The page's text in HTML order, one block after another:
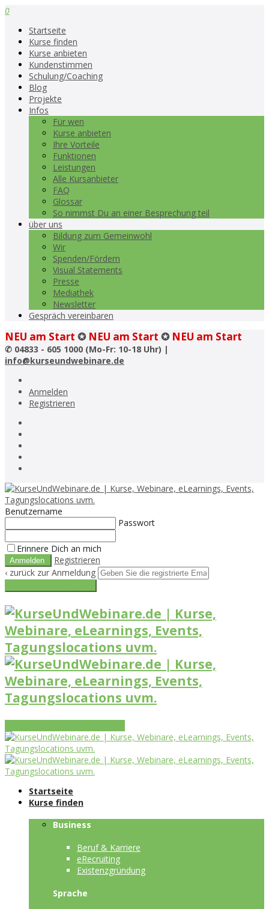
0
Startseite
Kurse finden
Kurse anbieten
Kundenstimmen
Schulung/Coaching
Blog
Projekte
Infos
Für wen
Kurse anbieten
Ihre Vorteile
Funktionen
Leistungen
Alle Kursanbieter
FAQ
Glossar
So nimmst Du an einer Besprechung teil
über uns
Bildung zum Gemeinwohl
Wir
Spenden/Fördern
Visual Statements
Presse
Mediathek
Newsletter
Gespräch vereinbaren
NEU am Start ✪ NEU am Start ✪ NEU am Start
✆ 04833 - 605 1000 (Mo-Fr: 10-18 Uhr) |
info@kurseundwebinare.de
Anmelden
Registrieren
Benutzername
Passwort
Erinnere Dich an mich
Registrieren
‹ zurück zur Anmeldung
Startseite
Kurse finden
Business
Beruf & Karriere
eRecruiting
Existenzgründung
Sprache